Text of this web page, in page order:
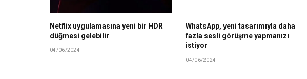
Netflix uygulamasına yeni bir HDR
düğmesi gelebilir
04/06/2024
WhatsApp, yeni tasarımıyla daha
fazla sesli görüşme yapmanızı
istiyor
04/06/2024